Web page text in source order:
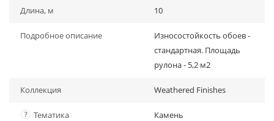
Длина, м 10
Подробное описание
Износостойкость обоев -
стандартная. Площадь
рулона - 5,2 м2
Коллекция Weathered Finishes
? Тематика Камень